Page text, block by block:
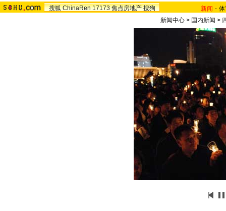
搜狐 ChinaRen 17173 焦点房地产 搜狗 新闻 -
新闻中心 > 国内新闻 >